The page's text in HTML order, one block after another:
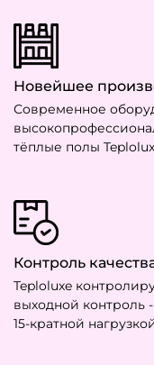
Новейшее
Современное
тёплые полы
Контроль
Teploluxe
выходной контроль
15-кратной